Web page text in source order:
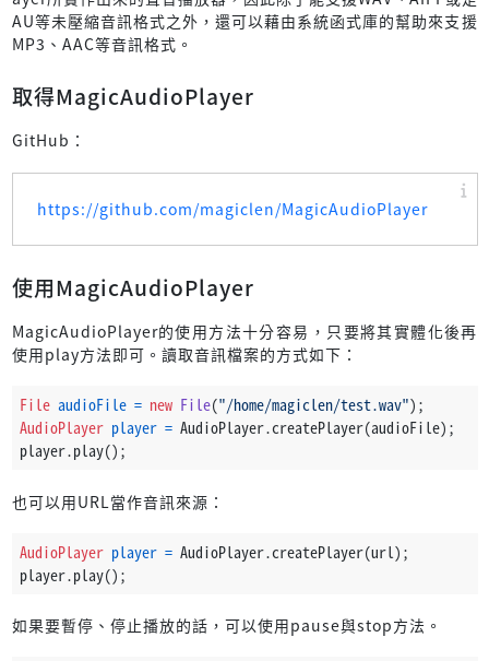
AU等未壓縮音訊格式之外，還可以藉由系統函式庫的幫助來支援
MP3、AAC等音訊格式。
取得MagicAudioPlayer
GitHub：
https://github.com/magiclen/MagicAudioPlayer
使用MagicAudioPlayer
MagicAudioPlayer的使用方法十分容易，只要將其實體化後再
使用play方法即可。讀取音訊檔案的方式如下：
File audioFile = new File("/home/magiclen/test.wav");
AudioPlayer player = AudioPlayer.createPlayer(audioFile);
player.play();
也可以用URL當作音訊來源：
AudioPlayer player = AudioPlayer.createPlayer(url);
player.play();
如果要暫停、停止播放的話，可以使用pause與stop方法。